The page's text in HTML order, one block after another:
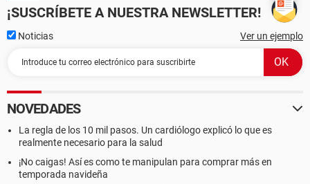
¡SUSCRÍBETE A NUESTRA NEWSLETTER!
Noticias Ver un ejemplo
NOVEDADES
La regla de los 10 mil pasos. Un cardiólogo explicó lo que es
realmente necesario para la salud
¡No caigas! Así es como te manipulan para comprar más en
temporada navideña